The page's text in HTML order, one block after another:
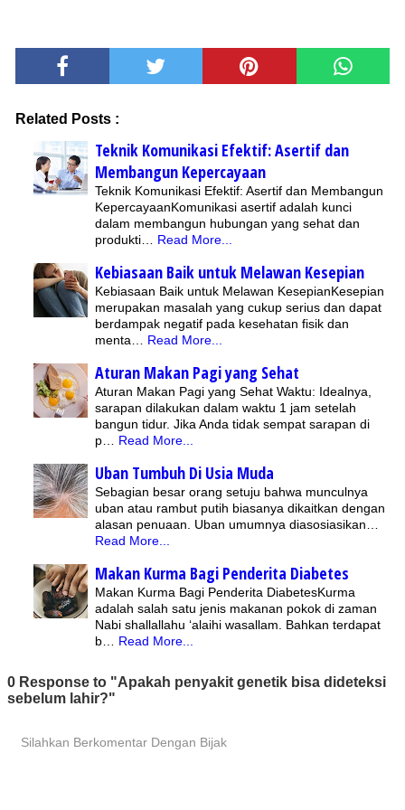
Related Posts :
Teknik Komunikasi Efektif: Asertif dan
Membangun Kepercayaan
Teknik Komunikasi Efektif: Asertif dan Membangun
KepercayaanKomunikasi asertif adalah kunci
dalam membangun hubungan yang sehat dan
produkti… Read More...
Kebiasaan Baik untuk Melawan Kesepian
Kebiasaan Baik untuk Melawan KesepianKesepian
merupakan masalah yang cukup serius dan dapat
berdampak negatif pada kesehatan fisik dan
menta… Read More...
Aturan Makan Pagi yang Sehat
Aturan Makan Pagi yang Sehat Waktu: Idealnya,
sarapan dilakukan dalam waktu 1 jam setelah
bangun tidur. Jika Anda tidak sempat sarapan di
p… Read More...
Uban Tumbuh Di Usia Muda
Sebagian besar orang setuju bahwa munculnya
uban atau rambut putih biasanya dikaitkan dengan
alasan penuaan. Uban umumnya diasosiasikan…
Read More...
Makan Kurma Bagi Penderita Diabetes
Makan Kurma Bagi Penderita DiabetesKurma
adalah salah satu jenis makanan pokok di zaman
Nabi shallallahu ‘alaihi wasallam. Bahkan terdapat
b… Read More...
0 Response to "Apakah penyakit genetik bisa dideteksi
sebelum lahir?"
Silahkan Berkomentar Dengan Bijak